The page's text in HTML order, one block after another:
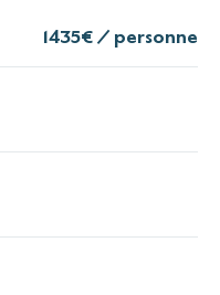
1435€ / personne